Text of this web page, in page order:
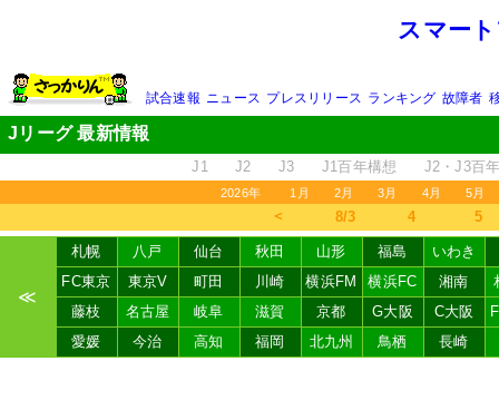
スマー
試合速報 ニュース プレスリリース ランキング 故障者
Jリーグ 最新情報
J1 J2 J3 J1百年構想 J2・J3百
2026年 1月 2月 3月 4月 5月
＜ 8/3 4 5
≪
札幌 八戸 仙台 秋田 山形 福島
いわき
FC東京
東京V 町田 川崎 横浜FM 横浜FC 湘南
藤枝
名古屋 岐阜 滋賀 京都 G大阪 C大阪
愛媛
今治 高知 福岡 北九州 鳥栖 長崎